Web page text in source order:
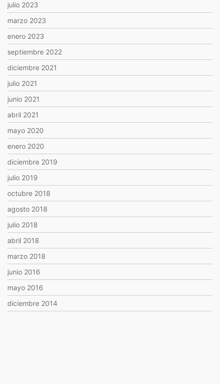
julio 2023
marzo 2023
enero 2023
septiembre 2022
diciembre 2021
julio 2021
junio 2021
abril 2021
mayo 2020
enero 2020
diciembre 2019
julio 2019
octubre 2018
agosto 2018
julio 2018
abril 2018
marzo 2018
junio 2016
mayo 2016
diciembre 2014